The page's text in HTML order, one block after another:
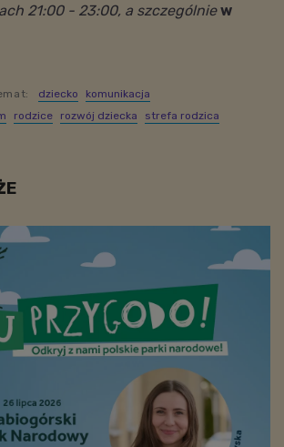
21:00 - 23:00, a szczególniew
dziecko
komunikacja
rodzice rozwój dziecka
strefa rodzica